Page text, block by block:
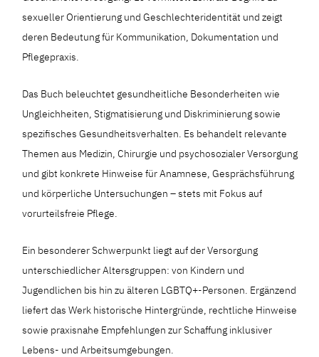
sexueller Orientierung und Geschlechteridentität und zeigt
deren Bedeutung für Kommunikation, Dokumentation und
Pflegepraxis.
Das Buch beleuchtet gesundheitliche Besonderheiten wie
Ungleichheiten, Stigmatisierung und Diskriminierung sowie
spezifisches Gesundheitsverhalten. Es behandelt relevante
Themen aus Medizin, Chirurgie und psychosozialer Versorgung
und gibt konkrete Hinweise für Anamnese, Gesprächsführung
und körperliche Untersuchungen – stets mit Fokus auf
vorurteilsfreie Pflege.
Ein besonderer Schwerpunkt liegt auf der Versorgung
unterschiedlicher Altersgruppen: von Kindern und
Jugendlichen bis hin zu älteren LGBTQ+-Personen. Ergänzend
liefert das Werk historische Hintergründe, rechtliche Hinweise
sowie praxisnahe Empfehlungen zur Schaffung inklusiver
Lebens- und Arbeitsumgebungen.